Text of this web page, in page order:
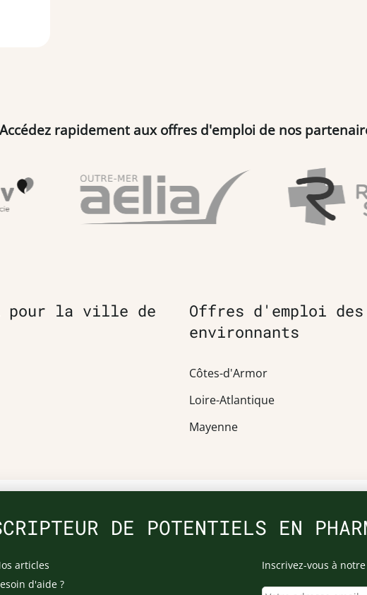
Accédez rapidement aux offres d'emploi de nos
pour la ville de
Offres d'emploi des
environnants
Côtes-d'Armor
Loire-Atlantique
Mayenne
DE POTENTIELS EN
articles
d'aide ?
Inscrivez-vous à